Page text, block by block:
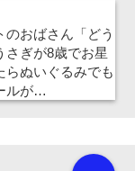
おばさん「どう
さぎが8歳でお星
らぬいぐるみでも
ルが…